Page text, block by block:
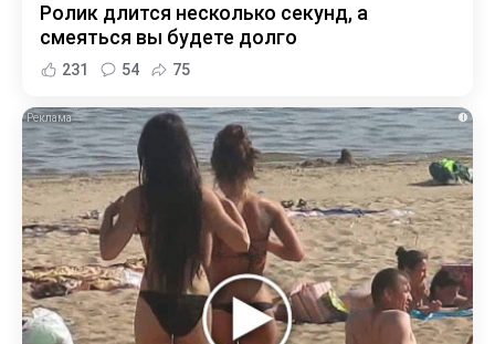
Ролик длится несколько секунд, а
смеяться вы будете долго
231 54 75
i